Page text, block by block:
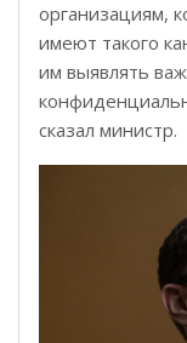
организациям,
имеют такого
им выявлять
сказал министр.